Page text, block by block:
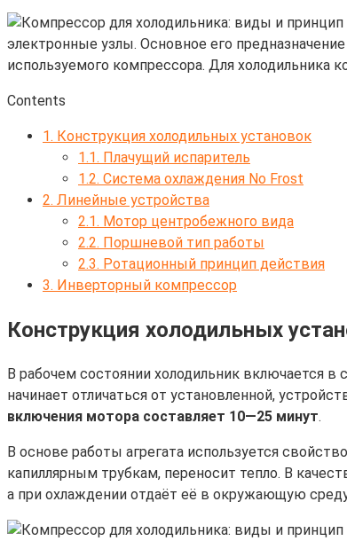
электронные узлы. Основное его
используемого компрессора. Для холодильника
Contents
1. Конструкция холодильных установок
1.1. Плачущий испаритель
1.2. Система охлаждения No Frost
2. Линейные устройства
2.1. Мотор центробежного вида
2.2. Поршневой тип работы
2.3. Ротационный принцип действия
3. Инверторный компрессор
Конструкция холодильных
В рабочем состоянии холодильник включается
начинает отличаться от установленной,
включения мотора составляет 10—25 минут.
В основе работы агрегата используется
капиллярным трубкам, переносит тепло. В
а при охлаждении отдаёт её в окружающую